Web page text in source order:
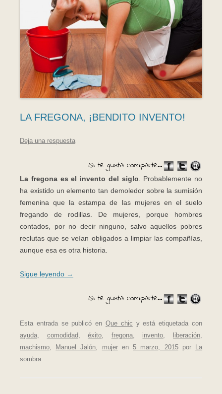
LA FREGONA, ¡BENDITO INVENTO!
Deja una respuesta
Si te gusta comparte...
La fregona es el invento del siglo . Probablemente no
ha existido un elemento tan demoledor sobre la sumisión
femenina que la estampa de las mujeres en el suelo
fregando de rodillas. De mujeres, porque hombres
contados, por no decir ninguno, salvo aquellos pobres
reclutas que se veían obligados a limpiar las compañías,
aunque esa es otra historia.
Sigue leyendo →
Si te gusta comparte...
Esta entrada se publicó en Que chic y está etiquetada con
ayuda
comodidad,éxito fregona, invento liberación
machismo
Manuel Jalón mujeren5 marzo, 2015por La
sombra